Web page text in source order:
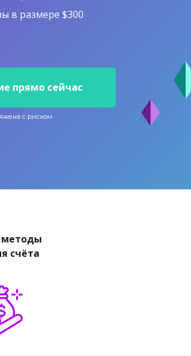
Биржевые фонды (ETF)
в размере $300
прямо сейчас
с риском
счёта